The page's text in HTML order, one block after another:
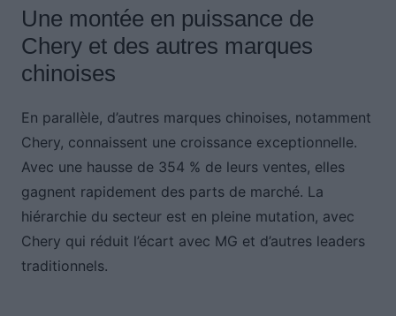
Une montée en puissance de
Chery et des autres marques
chinoises
En parallèle, d’autres marques chinoises, notamment
Chery, connaissent une croissance exceptionnelle.
Avec une hausse de 354 % de leurs ventes, elles
gagnent rapidement des parts de marché. La
hiérarchie du secteur est en pleine mutation, avec
Chery qui réduit l’écart avec MG et d’autres leaders
traditionnels.